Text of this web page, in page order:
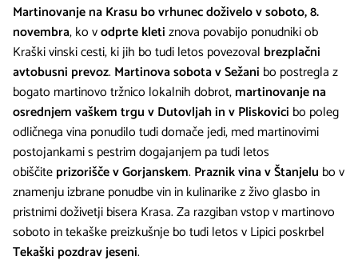
Martinovanje na Krasu bo vrhunec doživelo v soboto, 8.
novembra, ko vodprte kletiznova povabijo ponudniki ob
Kraški vinski cesti, ki jih bo tudi letos povezoval brezplačni
avtobusni prevoz. Martinova sobota v Sežani bo postregla z
bogato martinovo tržnico lokalnih dobrot,martinovanje na
osrednjem vaškem trgu v Dutovljah in v Pliskovici bo poleg
odličnega vina ponudilo tudi domače jedi, med martinovimi
postojankami s pestrim dogajanjem pa tudi letos
obiščiteprizorišče v Gorjanskem. Praznik vina v Štanjelu bo v
znamenju izbrane ponudbe vin in kulinarike z živo glasbo in
pristnimi doživetji bisera Krasa. Za razgiban vstop v martinovo
soboto in tekaške preizkušnje bo tudi letos v Lipici poskrbel
Tekaški pozdrav jeseni.